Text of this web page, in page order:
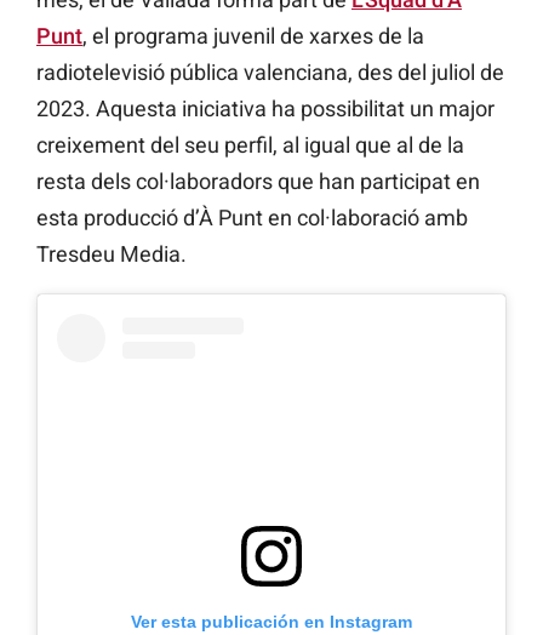
Punt, el programa juvenil de xarxes de la
radiotelevisió pública valenciana, des del juliol de
2023. Aquesta iniciativa ha possibilitat un major
creixement del seu perfil, al igual que al de la
resta dels col·laboradors que han participat en
esta producció d’À Punt en col·laboració amb
Tresdeu Media.
Ver esta publicación en Instagram